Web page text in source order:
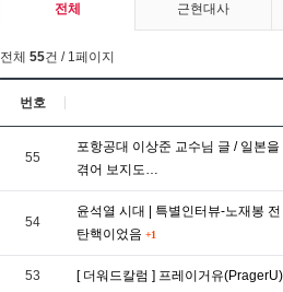
전체 근현대사
전체 55건 / 1페이지
번호
55
포항공대 이상준 교수님 글 / 일본
겪어 보지도…
54
윤석열 시대 | 특별인터뷰-노재봉
탄핵이었음 +1
53 [ 더워드칼럼 ] 프레이거유(PragerU)